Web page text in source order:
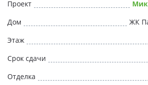
Проект
Дом
ЖК
Этаж
Срок сдачи
Отделка